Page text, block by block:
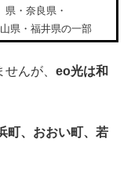
県・奈良県・
県・福井県の一部
んが、 eo光は和
町、おおい町、若